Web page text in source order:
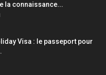
la connaissance...
Visa : le passeport pour